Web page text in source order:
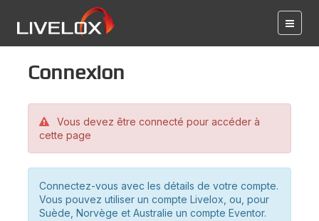
Connexion
Vous devez être connecté pour accéder à
cette page
Connectez-vous avec les détails de votre compte.
Vous pouvez utiliser un compte Livelox, ou, pour
Suède, Norvège et Australie un compte Eventor.